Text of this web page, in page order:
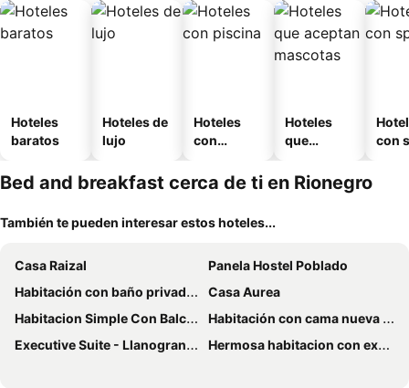
Hoteles
baratos
Hoteles de
lujo
Hoteles
con
Hoteles
que
mascotas
con
Bed and breakfast cerca de ti en Rionegro
También te pueden interesar estos hoteles...
Casa Raizal
Panela Hostel Poblado
Habitación con baño privado y cama nueva doble en parque principal
Casa Aurea
Habitacion Simple Con Balcon Privado
Habitación con cama nueva doble y balcon privado cerca del parque principal
Executive Suite - Llanogrande
Hermosa habitacion con excelente ubicacion